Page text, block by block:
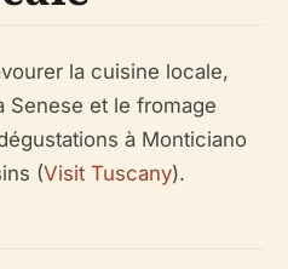
la cuisine locale,
Senese et le fromage
à Monticiano
(Visit Tuscany).